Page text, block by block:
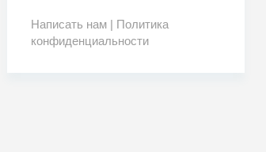
Написать нам | Политика
конфиденциальности